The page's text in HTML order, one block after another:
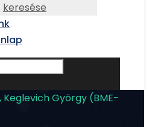
keresése
Keglevich György (BME-